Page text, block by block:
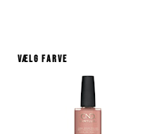
Vælg farve